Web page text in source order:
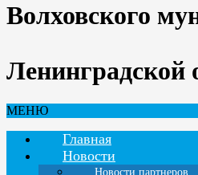
Волховского
Ленинградской
МЕНЮ
Главная
Новости
Новости партнеров